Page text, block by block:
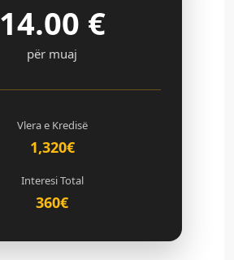
14.00 €
për muaj
Vlera e Kredisë
1,320€
Interesi Total
360€